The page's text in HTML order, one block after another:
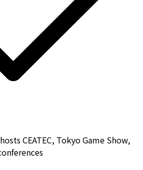
CEATEC, Tokyo Game Show,